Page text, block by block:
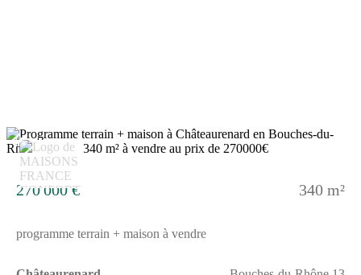
15
270 000 € 340 m²
programme terrain + maison à vendre